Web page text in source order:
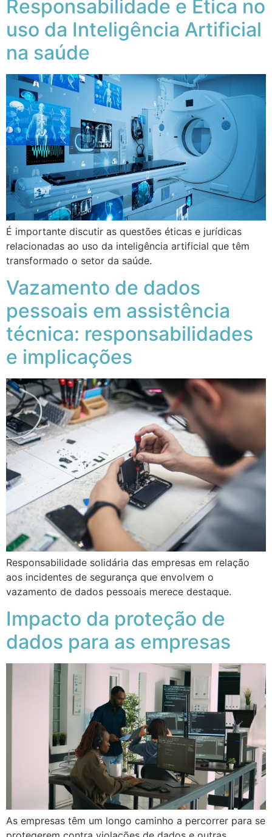
Responsabilidade e Ética no
uso da Inteligência Artificial
na saúde
É importante discutir as questões éticas e jurídicas
relacionadas ao uso da inteligência artificial que têm
transformado o setor da saúde.
Vazamento de dados
pessoais em assistência
técnica: responsabilidades
e implicações
Responsabilidade solidária das empresas em relação
aos incidentes de segurança que envolvem o
vazamento de dados pessoais merece destaque.
Impacto da proteção de
dados para as empresas
As empresas têm um longo caminho a percorrer para se